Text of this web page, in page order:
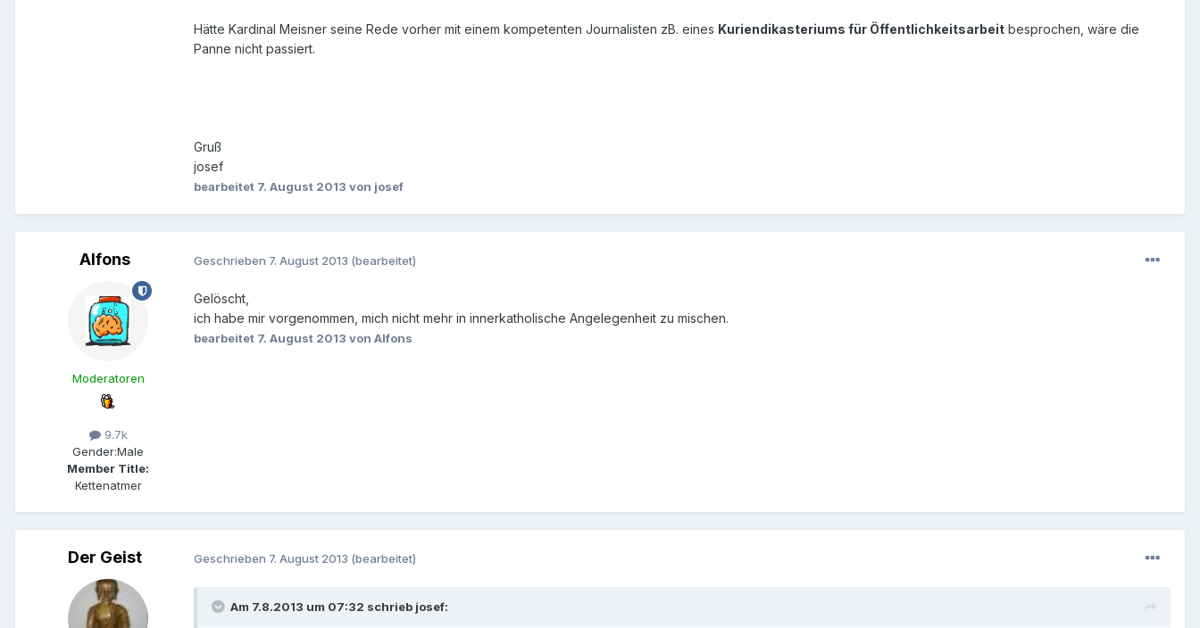
Hätte Kardinal Meisner seine Rede vorher mit einem kompetenten Journalisten zB. eines Kuriendikasteriums für Öffentlichkeitsarbeit besprochen, wäre die
Panne nicht passiert.
Gruß
josef
bearbeitet 7. August 2013 von josef
Alfons
Moderatoren
9.7k
Gender:Male
Member Title:
Kettenatmer
Geschrieben 7. August 2013 (bearbeitet)
Gelöscht,
ich habe mir vorgenommen, mich nicht mehr in innerkatholische Angelegenheit zu mischen.
bearbeitet 7. August 2013 von Alfons
Der Geist Geschrieben 7. August 2013 (bearbeitet)
Am 7.8.2013 um 07:32 schrieb josef: